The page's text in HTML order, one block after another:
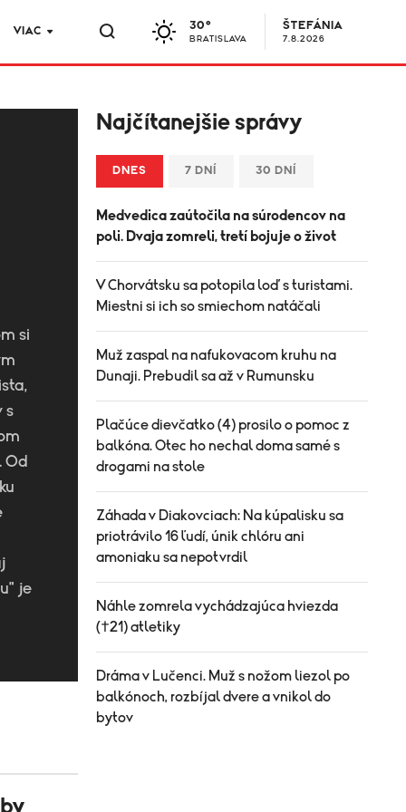
VIAC 30°
BRATISLAVA
ŠTEFÁNIA
7.8.2026
si
s
Od
je
Najčítanejšie správy
DNES 7 DNÍ 30 DNÍ
Medvedica zaútočila na súrodencov na
poli. Dvaja zomreli, tretí bojuje o život
V Chorvátsku sa potopila loď s turistami.
Miestni si ich so smiechom natáčali
Muž zaspal na nafukovacom kruhu na
Dunaji. Prebudil sa až v Rumunsku
Plačúce dievčatko (4) prosilo o pomoc z
balkóna. Otec ho nechal doma samé s
drogami na stole
Záhada v Diakovciach: Na kúpalisku sa
priotrávilo 16 ľudí, únik chlóru ani
amoniaku sa nepotvrdil
Náhle zomrela vychádzajúca hviezda
(†21) atletiky
Dráma v Lučenci. Muž s nožom liezol po
balkónoch, rozbíjal dvere a vnikol do
bytov